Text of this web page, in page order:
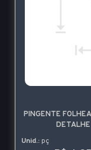
PINGENTE
Unid.: pç